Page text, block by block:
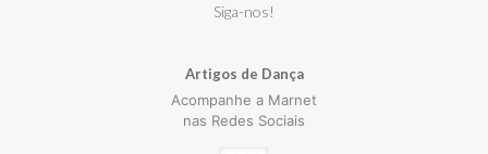
Siga-nos!
Artigos de Dança
Acompanhe a Marnet
nas Redes Sociais